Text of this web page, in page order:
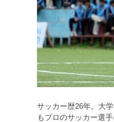
サッカー歴26年。大
もプロのサッカー選